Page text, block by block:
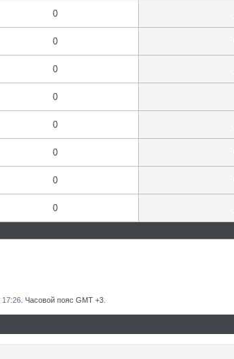
0
0
0
0
0
0
0
0
17:26 . Часовой пояс GMT +3.